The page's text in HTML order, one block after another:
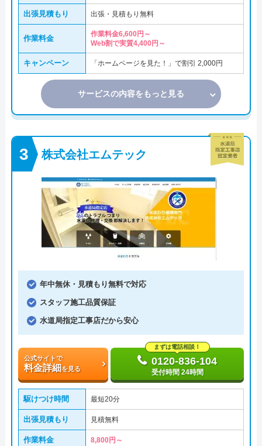
出張見積もり 出張・見積もり無料
作業料金
作業料金6,600円～
Web割で実質4,400円～
キャンペーン 「ホームページを見た！」で割引 2,000円
サービスの内容をもっと見る
株式会社エムテック
年中無休・見積もり無料で対応
スタッフ施工品質保証
水道局指定工事店だから安心
公式サイトで
料金詳細を見る
まずは電話相談！
0120-836-104
受付時間 24時間
駆けつけ時間 最短20分
出張見積もり 見積無料
作業料金 8,800円～